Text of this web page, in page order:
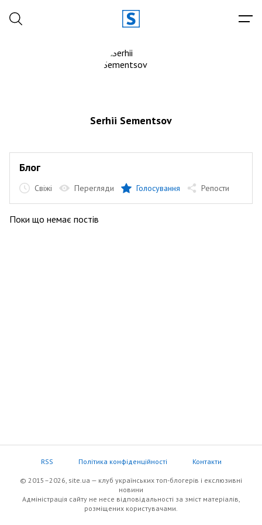
Serhii Sementsov
Блог
Свіжі Перегляди Голосування Репости
Поки що немає постів
RSS Політика конфіденційності Контакти
© 2015–2026, site.ua — клуб українських топ-блогерів i екслюзивнi
новини
Адміністрація сайту не несе відповідальності за зміст матеріалів,
розміщених користувачами.